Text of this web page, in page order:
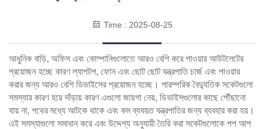
Time : 2025-08-25
আধুনিক বাড়ি, অফিস এবং কোম্পানিগুলোতে আরও বেশি করে পাওয়ার আউটলেটের
প্রয়োজন হচ্ছে কারণ ল্যাপটপ, ফোন এবং ছোট ছোট যন্ত্রপাতি চার্জ এবং পাওয়ার
করার জন্য আরও বেশি ডিভাইসের প্রয়োজন হচ্ছে। পারম্পরিক বৈদ্যুতিক সকেটগুলো
সমস্যার কারণ হয়ে দাঁড়ায় কারণ এগুলো জায়গা নেয়, ডিভাইসগুলোর কাছে পৌঁছানো
যায় না, পথের মধ্যে আটকে থাকে এবং কম ব্যবহৃত যন্ত্রপাতির জন্য ব্যবহার করা হয়।
এই সমস্যাগুলো সমাধান করে এবং উদ্দেশ্য অনুযায়ী তৈরি করা সকেটগুলোকে পপ আপ